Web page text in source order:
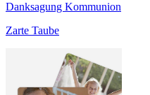
Danksagung Kommunion
Zarte Taube